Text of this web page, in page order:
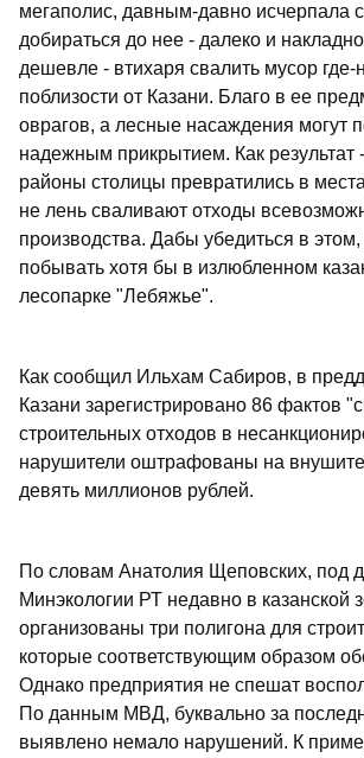
мегаполис, давным-давно исчерпала
добираться до нее - далеко и
дешевле - втихаря свалить мусор где-
поблизости от Казани. Благо в ее
оврагов, а лесные насаждения могут
надежным прикрытием. Как результат
районы столицы превратились в
не лень сваливают отходы
производства. Дабы убедиться в этом,
побывать хотя бы в излюбленном
лесопарке "Лебяжье".
Как сообщил Ильхам Сабиров, в
Казани зарегистрировано 86 фактов
строительных отходов в
нарушители оштрафованы на
девять миллионов рублей.
По словам Анатолия Щеповских, под
Минэкологии РТ недавно в казанской
организованы три полигона для
которые соответствующим образом
Однако предприятия не спешат
По данным МВД, буквально за
выявлено немало нарушений. К